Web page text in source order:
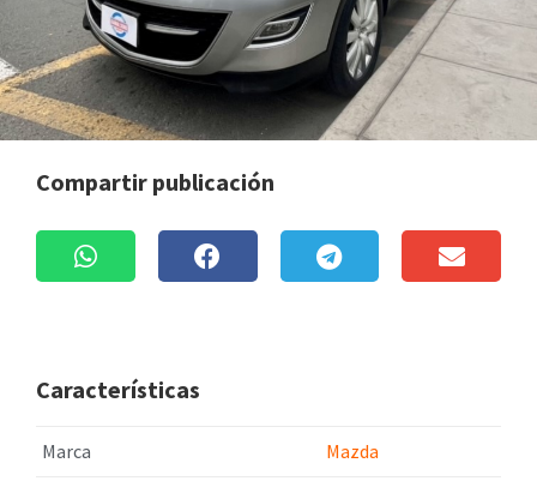
Compartir publicación
Características
Marca Mazda